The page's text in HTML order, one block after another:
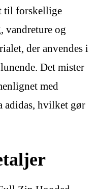
til forskellige
vandreture og
der anvendes i
Det mister
med
adidas, hvilket gør